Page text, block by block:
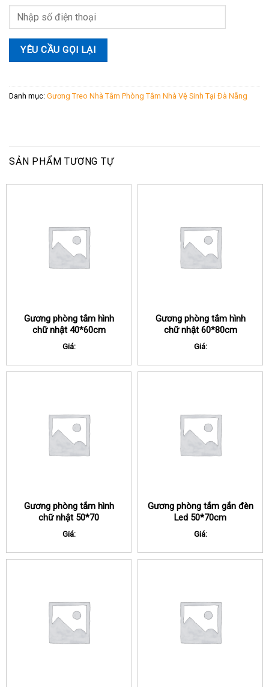
Danh mục: Gương Treo Nhà Tắm Phòng Tắm Nhà Vệ Sinh Tại Đà Nẵng
SẢN PHẨM TƯƠNG TỰ
Gương phòng tắm hình
chữ nhật 40*60cm
Giá:
Gương phòng tắm hình
chữ nhật 60*80cm
Giá:
Gương phòng tắm hình
chữ nhật 50*70
Giá:
Gương phòng tắm gắn đèn
Led 50*70cm
Giá: